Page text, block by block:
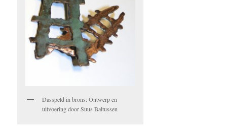
Dasspeld in brons: Ontwerp en
uitvoering door Suus Baltussen